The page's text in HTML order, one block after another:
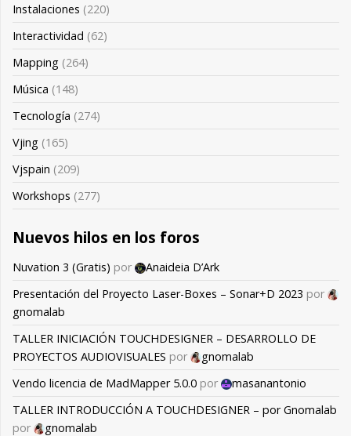
Instalaciones (220)
Interactividad (62)
Mapping (264)
Música (148)
Tecnología (274)
Vjing (165)
Vjspain (209)
Workshops (277)
Nuevos hilos en los foros
Nuvation 3 (Gratis) por
Anaideia D’Ark
Presentación del Proyecto Laser-Boxes – Sonar+D 2023 por
gnomalab
TALLER INICIACIÓN TOUCHDESIGNER – DESARROLLO DE
PROYECTOS AUDIOVISUALES por
gnomalab
Vendo licencia de MadMapper 5.0.0 por
masanantonio
TALLER INTRODUCCIÓN A TOUCHDESIGNER – por Gnomalab
por
gnomalab